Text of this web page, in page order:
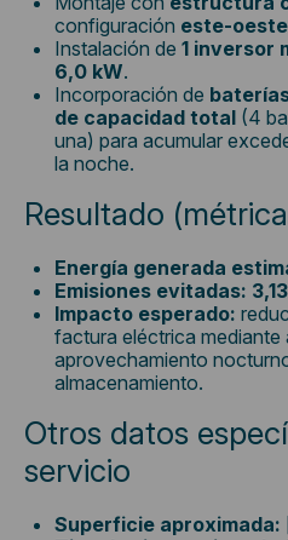
configuración este-oeste
Instalación de 1 inversor
6,0 kW.
Incorporación de
de capacidad total (4
una) para acumular
la noche.
Resultado
Energía generada
Emisiones evitadas:
Impacto esperado:
factura eléctrica
aprovechamiento
almacenamiento.
Otros datos
servicio
Superficie aproximada: